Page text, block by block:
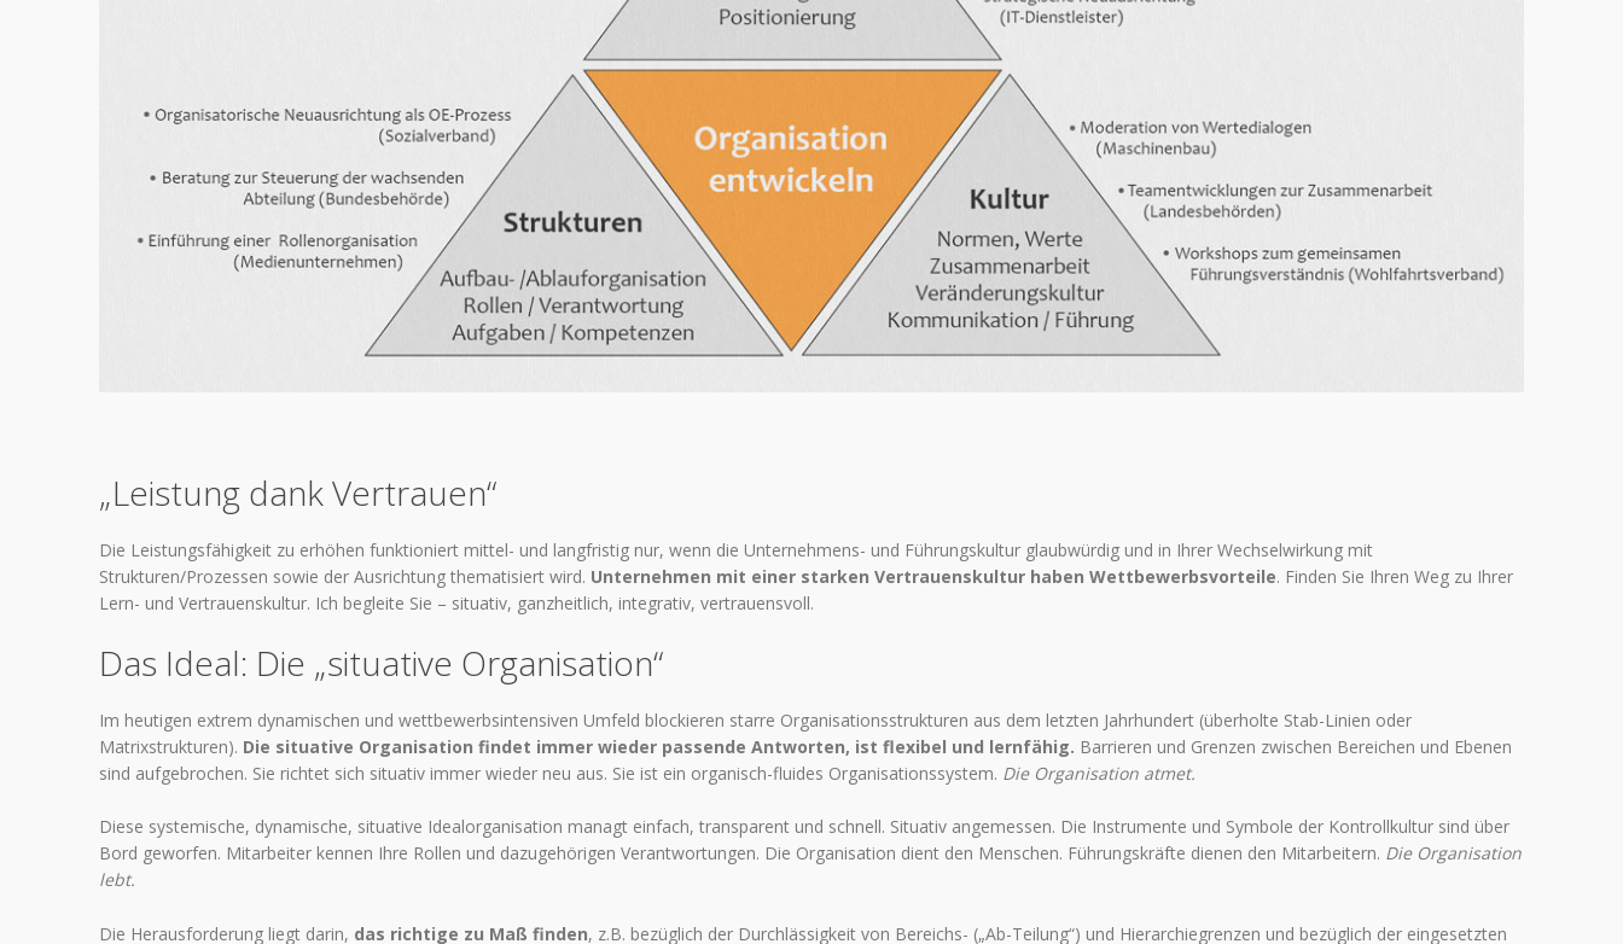
„Leistung dank Vertrauen“
Die Leistungsfähigkeit zu erhöhen funktioniert mittel- und langfristig nur, wenn die Unternehmens- und Führungskultur glaubwürdig und in Ihrer Wechselwirkung mit
Strukturen/Prozessen sowie der Ausrichtung thematisiert wird. Unternehmen mit einer starken Vertrauenskultur haben Wettbewerbsvorteile. Finden Sie Ihren Weg zu Ihrer
Lern- und Vertrauenskultur. Ich begleite Sie – situativ, ganzheitlich, integrativ, vertrauensvoll.
Das Ideal: Die „situative Organisation“
Im heutigen extrem dynamischen und wettbewerbsintensiven Umfeld blockieren starre Organisationsstrukturen aus dem letzten Jahrhundert (überholte Stab-Linien oder
Matrixstrukturen). Die situative Organisation findet immer wieder passende Antworten, ist flexibel und lernfähig. Barrieren und Grenzen zwischen Bereichen und Ebenen
sind aufgebrochen. Sie richtet sich situativ immer wieder neu aus. Sie ist ein organisch-fluides Organisationssystem. Die Organisation atmet.
Diese systemische, dynamische, situative Idealorganisation managt einfach, transparent und schnell. Situativ angemessen. Die Instrumente und Symbole der Kontrollkultur sind über
Bord geworfen. Mitarbeiter kennen Ihre Rollen und dazugehörigen Verantwortungen. Die Organisation dient den Menschen. Führungskräfte dienen den Mitarbeitern. Die Organisation
lebt.
Die Herausforderung liegt darin, das richtige zu Maß finden, z.B. bezüglich der Durchlässigkeit von Bereichs- („Ab-Teilung“) und Hierarchiegrenzen und bezüglich der eingesetzten